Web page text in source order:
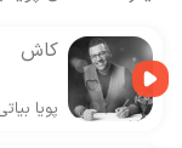
کاش
پویا